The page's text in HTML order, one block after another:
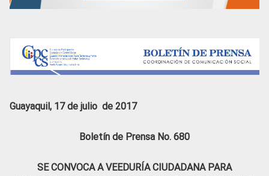
Guayaquil, 17 de julio de 2017
Boletín de Prensa No. 680
SE CONVOCA A VEEDURÍA CIUDADANA PARA